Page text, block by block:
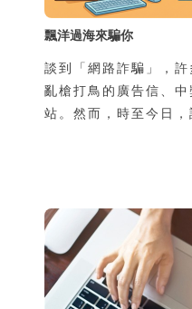
飄洋過海來騙你
談到「網路詐騙」，
亂槍打鳥的廣告信、
站。然而，時至今日
害者前往不明網站，
著民眾警覺性提升，
如前